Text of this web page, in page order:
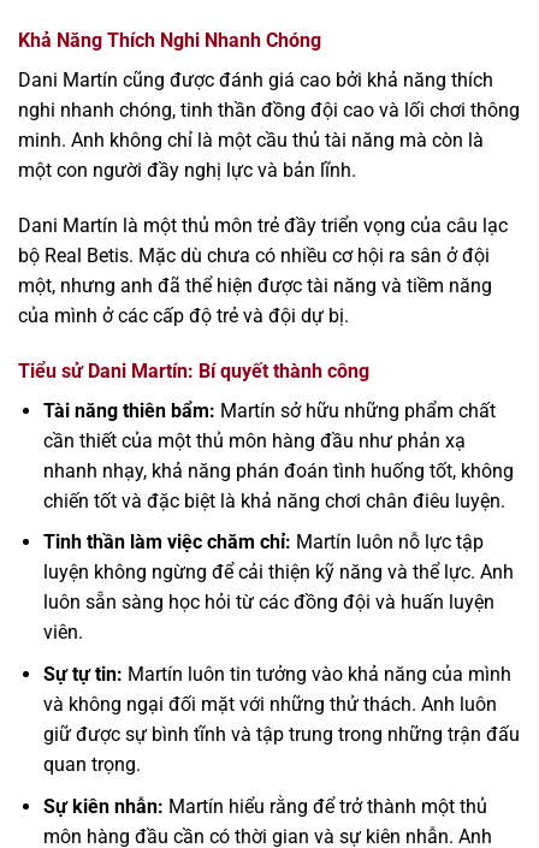
Khả Năng Thích Nghi Nhanh Chóng
Dani Martín cũng được đánh giá cao bởi khả năng thích
nghi nhanh chóng, tinh thần đồng đội cao và lối chơi thông
minh. Anh không chỉ là một cầu thủ tài năng mà còn là
một con người đầy nghị lực và bản lĩnh.
Dani Martín là một thủ môn trẻ đầy triển vọng của câu lạc
bộ Real Betis. Mặc dù chưa có nhiều cơ hội ra sân ở đội
một, nhưng anh đã thể hiện được tài năng và tiềm năng
của mình ở các cấp độ trẻ và đội dự bị.
Tiểu sử Dani Martín: Bí quyết thành công
Tài năng thiên bẩm: Martín sở hữu những phẩm chất
cần thiết của một thủ môn hàng đầu như phản xạ
nhanh nhạy, khả năng phán đoán tình huống tốt, không
chiến tốt và đặc biệt là khả năng chơi chân điêu luyện.
Tinh thần làm việc chăm chỉ: Martín luôn nỗ lực tập
luyện không ngừng để cải thiện kỹ năng và thể lực. Anh
luôn sẵn sàng học hỏi từ các đồng đội và huấn luyện
viên.
Sự tự tin: Martín luôn tin tưởng vào khả năng của mình
và không ngại đối mặt với những thử thách. Anh luôn
giữ được sự bình tĩnh và tập trung trong những trận đấu
quan trọng.
Sự kiên nhẫn: Martín hiểu rằng để trở thành một thủ
môn hàng đầu cần có thời gian và sự kiên nhẫn. Anh